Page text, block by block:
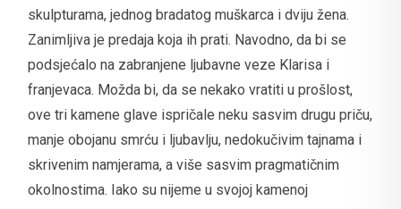
skulpturama, jednog bradatog muškarca i dviju žena.
Zanimljiva je predaja koja ih prati. Navodno, da bi se
podsjećalo na zabranjene ljubavne veze Klarisa i
franjevaca. Možda bi, da se nekako vratiti u prošlost,
ove tri kamene glave ispričale neku sasvim drugu priču,
manje obojanu smrću i ljubavlju, nedokučivim tajnama i
skrivenim namjerama, a više sasvim pragmatičnim
okolnostima. Iako su nijeme u svojoj kamenoj